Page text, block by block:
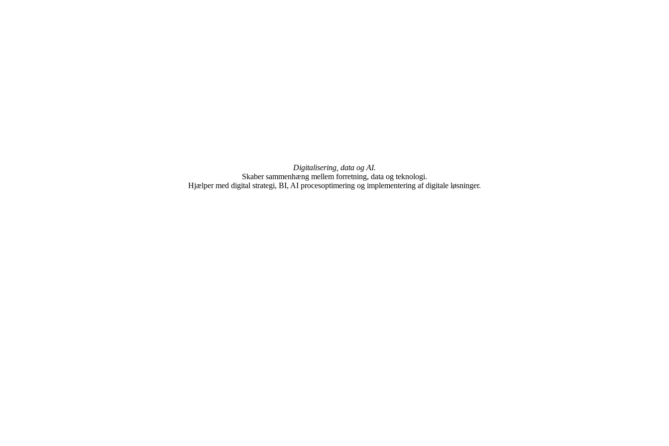
Digitalisering, data og AI.
Skaber sammenhæng mellem forretning, data og teknologi.
Hjælper med digital strategi, BI, AI procesoptimering og implementering af digitale løsninger.